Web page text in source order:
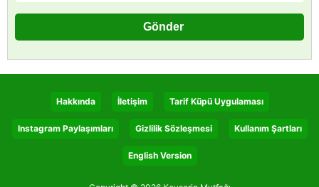
Hakkında İletişim Tarif Küpü Uygulaması
Instagram Paylaşımları Gizlilik Sözleşmesi Kullanım Şartları
English Version